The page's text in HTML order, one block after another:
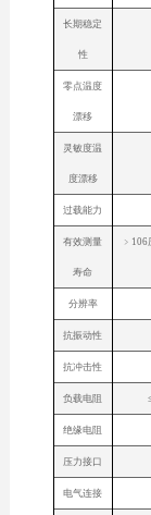
长期稳定
性
零点温度
漂移
灵敏度温
度漂移
过载能力
有效测量
寿命
分辨率
抗振动性
抗冲击性
负载电阻
绝缘电阻
压力接口
电气连接